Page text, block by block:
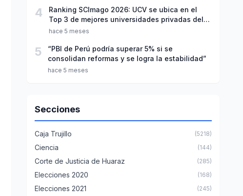
4
Ranking SCImago 2026: UCV se ubica en el
Top 3 de mejores universidades privadas del
Perú
hace 5 meses
5
“PBI de Perú podría superar 5% si se
consolidan reformas y se logra la estabilidad”
hace 5 meses
Secciones
Caja Trujillo (5218)
Ciencia (144)
Corte de Justicia de Huaraz (285)
Elecciones 2020 (168)
Elecciones 2021 (245)